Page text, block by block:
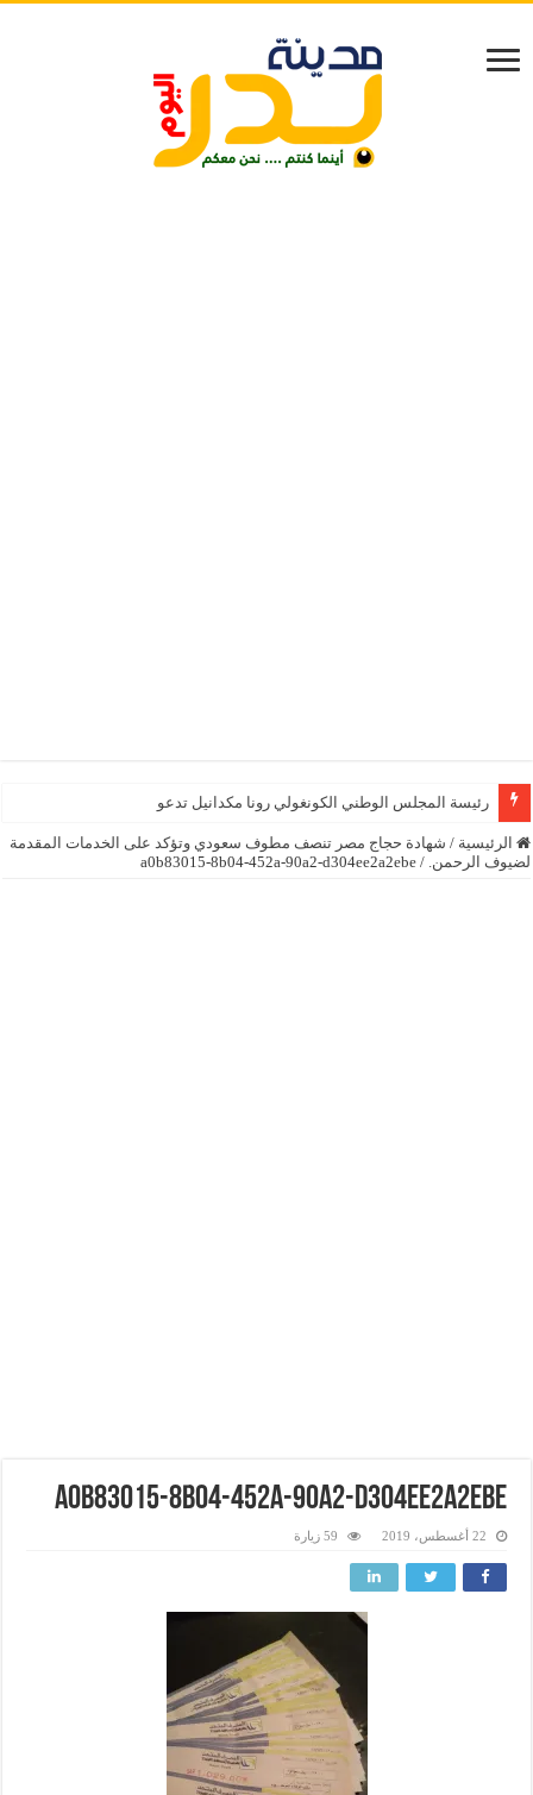
رئيسة المجلس الوطني الكونغولي رونا مكدانيل تدعو إلى التحلي
الرئيسية / شهادة حجاج مصر تنصف مطوف سعودي وتؤكد على الخدمات المقدمة
لضيوف الرحمن. /
a0b83015-8b04-452a-90a2-d304ee2a2ebe
a0b83015-8b04-452a-90a2-d304ee2a2ebe
22 أغسطس، 2019 59 زيارة